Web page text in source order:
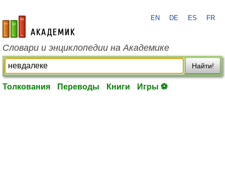
academic.ru
EN DE ES FR
Словари и энциклопедии на Академике
Найти!
Толкования Переводы Книги Игры ⚽